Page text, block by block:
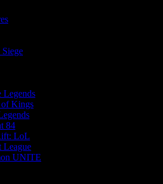
Legends
Kings
84
LoL
League
UNITE